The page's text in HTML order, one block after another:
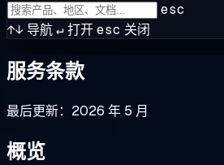
esc
↑↓ 导航↵打开esc 关闭
服务条款
最后更新：2026 年 5 月
概览